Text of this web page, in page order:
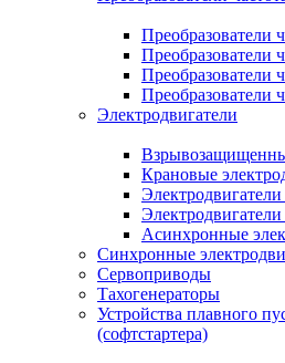
Преобразователи
Преобразователи
Преобразователи
Преобразователи
Электродвигатели
Крановые
Асинхронные
Синхронные
Сервоприводы
Тахогенераторы
Устройства плавного
(софтстартера)